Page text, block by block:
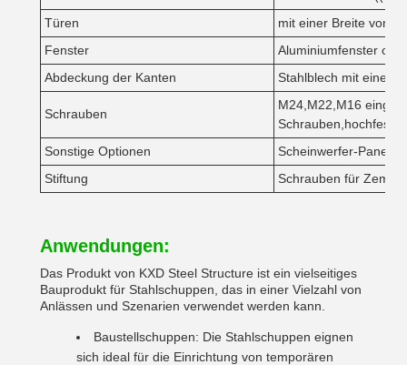
Türen
mit einer Breite von
Fenster
Aluminiumfenster
Abdeckung der Kanten
Stahlblech mit einer
Schrauben
M24,M22,M16
Schrauben,hochfeste
Sonstige Optionen
Scheinwerfer-Panel,
Stiftung
Schrauben für
Anwendungen:
Das Produkt von KXD Steel Structure ist ein vielseitiges
Bauprodukt für Stahlschuppen, das in einer Vielzahl von
Anlässen und Szenarien verwendet werden kann.
Baustellschuppen: Die Stahlschuppen eignen
sich ideal für die Einrichtung von temporären